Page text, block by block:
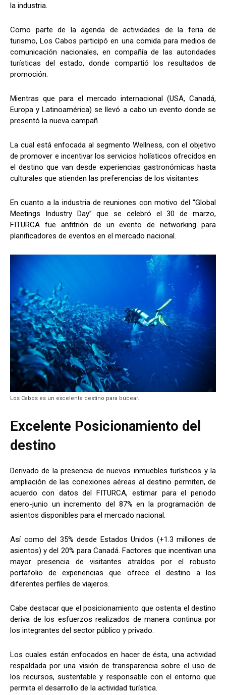
la industria.
Como parte de la agenda de actividades de la feria de
turismo, Los Cabos participó en una comida para medios de
comunicación nacionales, en compañía de las autoridades
turísticas del estado, donde compartió los resultados de
promoción.
Mientras que para el mercado internacional (USA, Canadá,
Europa y Latinoamérica) se llevó a cabo un evento donde se
presentó la nueva campañ.
La cual está enfocada al segmento Wellness, con el objetivo
de promover e incentivar los servicios holísticos ofrecidos en
el destino que van desde experiencias gastronómicas hasta
culturales que atienden las preferencias de los visitantes.
En cuanto a la industria de reuniones con motivo del “Global
Meetings Industry Day” que se celebró el 30 de marzo,
FITURCA fue anfitrión de un evento de networking para
planificadores de eventos en el mercado nacional.
Los Cabos es un excelente destino para bucear.
Excelente Posicionamiento del
destino
Derivado de la presencia de nuevos inmuebles turísticos y la
ampliación de las conexiones aéreas al destino permiten, de
acuerdo con datos del FITURCA, estimar para el periodo
enero-junio un incremento del 87% en la programación de
asientos disponibles para el mercado nacional.
Así como del 35% desde Estados Unidos (+1.3 millones de
asientos) y del 20% para Canadá. Factores que incentivan una
mayor presencia de visitantes atraídos por el robusto
portafolio de experiencias que ofrece el destino a los
diferentes perfiles de viajeros.
Cabe destacar que el posicionamiento que ostenta el destino
deriva de los esfuerzos realizados de manera continua por
los integrantes del sector público y privado.
Los cuales están enfocados en hacer de ésta, una actividad
respaldada por una visión de transparencia sobre el uso de
los recursos, sustentable y responsable con el entorno que
permita el desarrollo de la actividad turística.